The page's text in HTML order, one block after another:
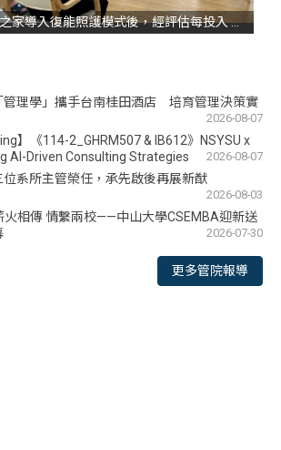
椰子園老人養護之家導入復能照護模式後，經評估每投入 1 元資源可創造 4.57 元社會價值，凸顯長照服務從照顧走向重建的社會效益。圖為椰子園復能運動
管理學」攜手台南桂田酒店 培育管理決策實
2026-08-07
】《114-2_GHRM507 & IB612》NSYSU x
AI-Driven Consulting Strategies
2026-08-07
位系所主管榮任，承先啟後再展新猷
2026-08-03
火相傳 情繫兩校——中山大學CSEMBA迎新送
2026-07-30
更多管院報導